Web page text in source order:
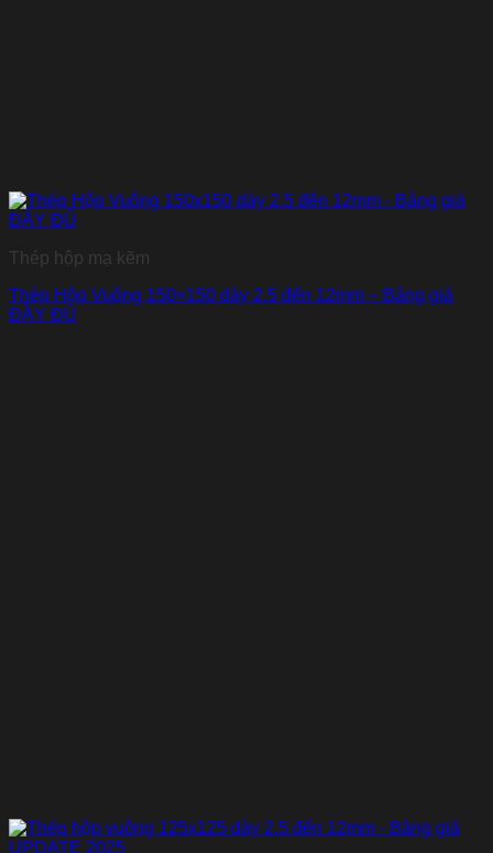
Thép hộp mạ kẽm
Thép Hộp Vuông 150×150 dày 2.5 đến 12mm – Bảng giá
ĐẦY ĐỦ